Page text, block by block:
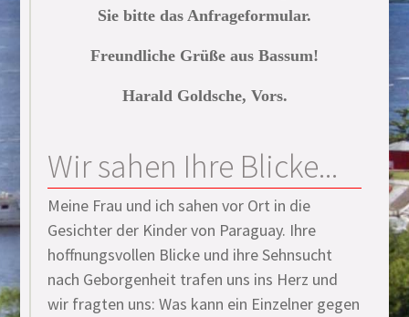
Sie bitte das Anfrageformular.
Freundliche Grüße aus Bassum!
Harald Goldsche, Vors.
Wir sahen Ihre Blicke...
Meine Frau und ich sahen vor Ort in die
Gesichter der Kinder von Paraguay. Ihre
hoffnungsvollen Blicke und ihre Sehnsucht
nach Geborgenheit trafen uns ins Herz und
wir fragten uns: Was kann ein Einzelner gegen